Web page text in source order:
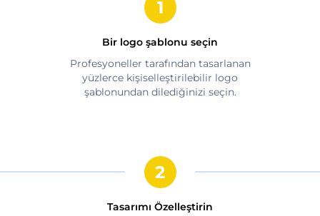
Bir logo şablonu seçin
Profesyoneller tarafından tasarlanan
yüzlerce kişiselleştirilebilir logo
şablonundan dilediğinizi seçin.
Tasarımı Özelleştirin